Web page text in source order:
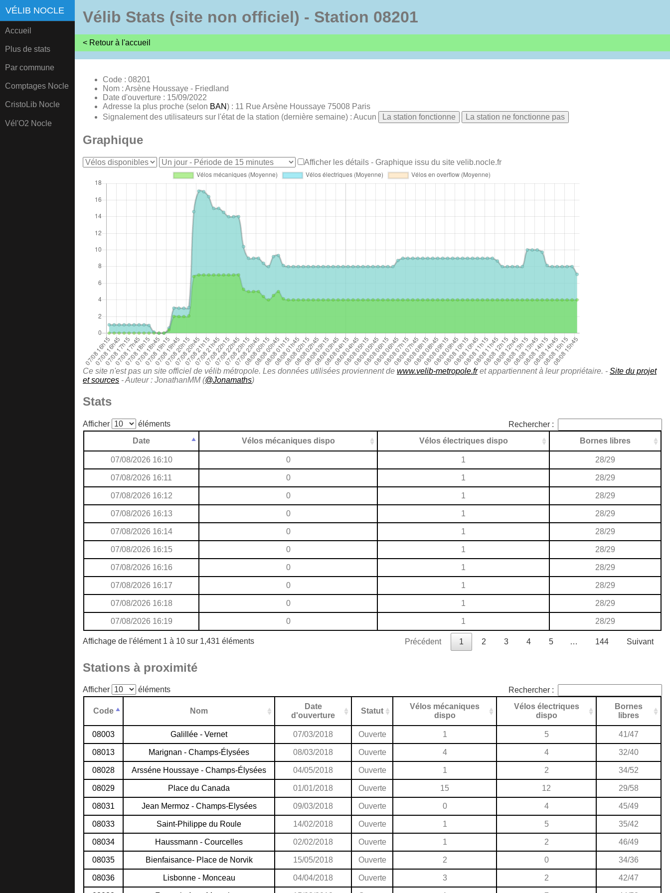
VÉLIB NOCLE
Accueil
Plus de stats
Par commune
Comptages Nocle
CristoLib Nocle
Vél'O2 Nocle
Vélib Stats (site non officiel) - Station 08201
< Retour à l'accueil
Code : 08201
Nom : Arsène Houssaye - Friedland
Date d'ouverture : 15/09/2022
Adresse la plus proche (selon BAN) : 11 Rue Arsène Houssaye 75008 Paris
Signalement des utilisateurs sur l'état de la station (dernière semaine) : Aucun
La station fonctionne La station ne fonctionne pas
Graphique
Afficher les détails - Graphique issu du site velib.nocle.fr
Ce site n'est pas un site officiel de vélib métropole. Les données utilisées proviennent de www.velib-metropole.fret appartiennent à leur propriétaire. - Site du projet
et sources - Auteur : JonathanMM (@Jonamaths)
Stats
Afficher éléments
Rechercher :
Date
Vélos mécaniques dispo Vélos électriques dispo Bornes libres
07/08/2026 16:10 0 1 28/29
07/08/2026 16:11 0 1 28/29
07/08/2026 16:12 0 1 28/29
07/08/2026 16:13 0 1 28/29
07/08/2026 16:14 0 1 28/29
07/08/2026 16:15 0 1 28/29
07/08/2026 16:16 0 1 28/29
07/08/2026 16:17 0 1 28/29
07/08/2026 16:18 0 1 28/29
07/08/2026 16:19 0 1 28/29
Affichage de l'élément 1 à 10 sur 1,431 éléments Précédent 1 2 3 4 5 … 144 Suivant
Stations à proximité
Afficher éléments Rechercher :
Code Nom
Date
d'ouverture
Statut
Vélos mécaniques
dispo
Vélos électriques
dispo
Bornes
libres
08003 Galillée - Vernet 07/03/2018 Ouverte 1 5 41/47
08013 Marignan - Champs-Élysées 08/03/2018 Ouverte 4 4 32/40
08028 Arsséne Houssaye - Champs-Élysées 04/05/2018 Ouverte 1 2 34/52
08029 Place du Canada 01/01/2018 Ouverte 15 12 29/58
08031 Jean Mermoz - Champs-Elysées 09/03/2018 Ouverte 0 4 45/49
08033 Saint-Philippe du Roule 14/02/2018 Ouverte 1 5 35/42
08034 Haussmann - Courcelles 02/02/2018 Ouverte 1 2 46/49
08035 Bienfaisance- Place de Norvik 15/05/2018 Ouverte 2 0 34/36
08036 Lisbonne - Monceau 04/04/2018 Ouverte 3 2 42/47